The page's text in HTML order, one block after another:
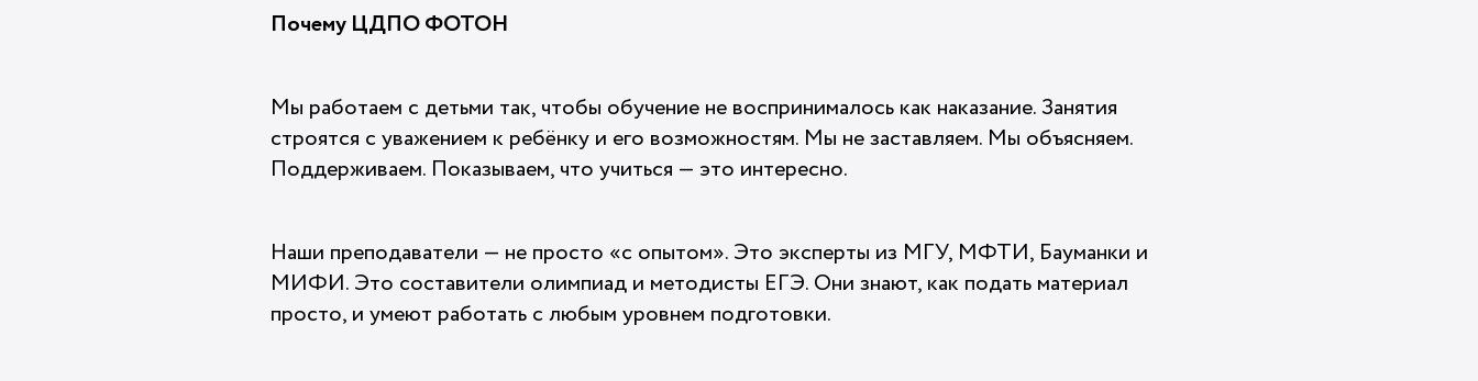
Почему ЦДПО ФОТОН
Мы работаем с детьми так, чтобы обучение не воспринималось как наказание. Занятия
строятся с уважением к ребёнку и его возможностям. Мы не заставляем. Мы объясняем.
Поддерживаем. Показываем, что учиться — это интересно.
Наши преподаватели — не просто «с опытом». Это эксперты из МГУ, МФТИ, Бауманки и
МИФИ. Это составители олимпиад и методисты ЕГЭ. Они знают, как подать материал
просто, и умеют работать с любым уровнем подготовки.